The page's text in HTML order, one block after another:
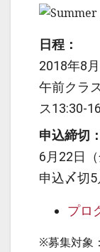
日程：
2018年8
午前クラ
ス13:30-
申込締切：
6月22日
申込〆切5
プロ
※募集対象